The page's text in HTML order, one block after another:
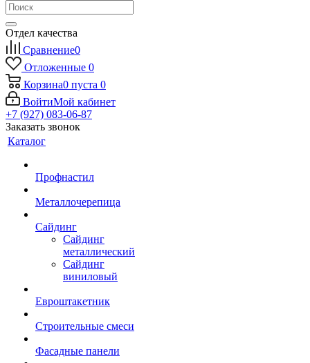
Отдел качества
Сравнение0
Отложенные 0
Корзина0 пуста 0
ВойтиМой кабинет
+7 (927) 083-06-87
Заказать звонок
Каталог
Профнастил
Металлочерепица
Сайдинг
Сайдинг
металлический
Сайдинг
виниловый
Евроштакетник
Строительные смеси
Фасадные панели